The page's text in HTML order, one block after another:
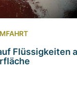
Flüssigkeiten